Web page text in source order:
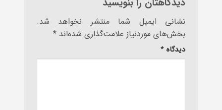
دیدگاهتان را بنویسید
نشانی ایمیل شما منتشر نخواهد شد.
بخش‌های موردنیاز علامت‌گذاری شده‌اند *
دیدگاه *